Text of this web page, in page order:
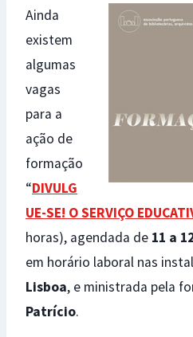
Ainda
existem
algumas
vagas
para a
ação de
formação
“DIVULG
UE-SE! O SERVIÇO
horas), agendada de 11 a
em horário laboral nas
Lisboa, e ministrada pela
Patrício.